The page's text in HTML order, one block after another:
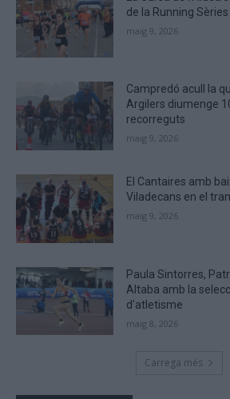
verify
that
you
de la Running Sèries
maig 9, 2026
Campredó acull la
Argilers diumenge
recorreguts
maig 9, 2026
El Cantaires amb
Viladecans en el
maig 9, 2026
Paula Sintorres,
Altaba amb la
d’atletisme
maig 8, 2026
Carrega més